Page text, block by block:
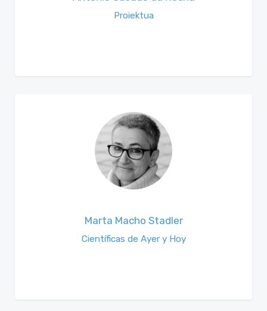
Proiektua
Marta Macho Stadler
Científicas de Ayer y Hoy